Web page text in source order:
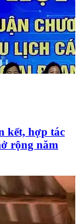
kết, hợp tác
rộng năm